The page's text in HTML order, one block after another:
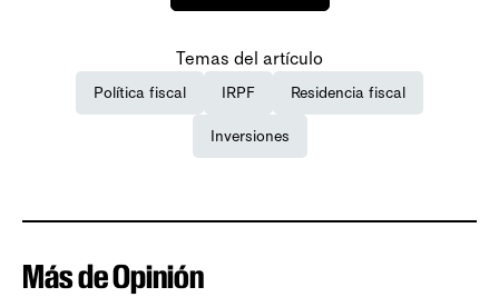
Temas del artículo
Política fiscal IRPF Residencia fiscal
Inversiones
Más de Opinión